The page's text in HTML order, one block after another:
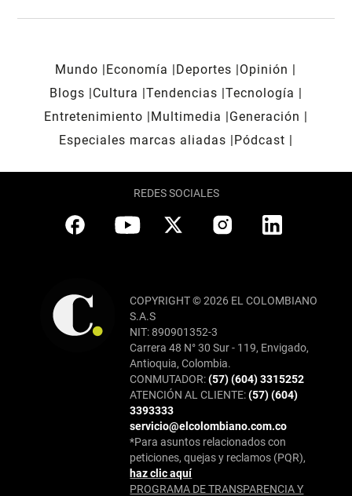
Mundo Economía Deportes
Opinión
Blogs
Cultura Tendencias Tecnología
Entretenimiento
Multimedia
Generación
Especiales marcas aliadas
Pódcast
REDES SOCIALES
COPYRIGHT © 2026 EL COLOMBIANO
S.A.S
NIT: 890901352-3
Carrera 48 N° 30 Sur - 119, Envigado,
Antioquia, Colombia.
CONMUTADOR:(57) (604) 3315252
ATENCIÓN AL CLIENTE:(57) (604)
3393333
servicio@elcolombiano.com.co
*Para asuntos relacionados con
peticiones, quejas y reclamos (PQR),
haz clic aquí
PROGRAMA DE TRANSPARENCIA Y